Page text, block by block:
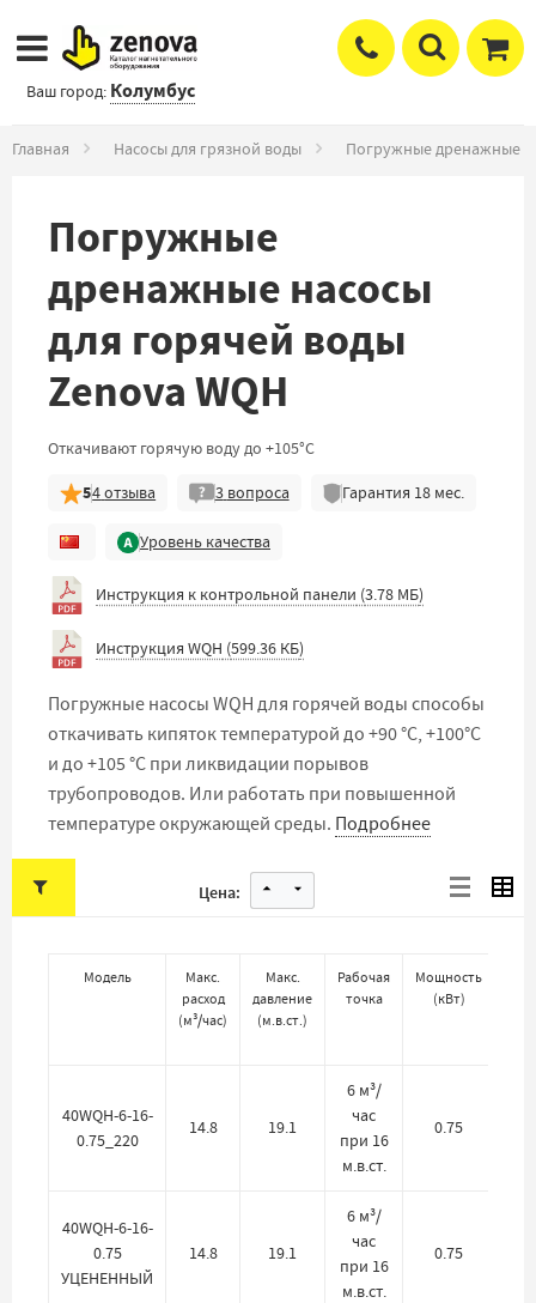
Ваш город: Колумбус
Главная Насосы для грязной воды Погружные дренажные
Погружные
дренажные насосы
для горячей воды
Zenova WQH
Откачивают горячую воду до +105°С
54отзыва 3 вопроса Гарантия 18 мес.
Уровень качества
Инструкция к контрольной панели (3.78 МБ)
Инструкция WQH (599.36 КБ)
Погружные насосы WQH для горячей воды способы
откачивать кипяток температурой до +90 °C, +100°C
и до +105 °C при ликвидации порывов
трубопроводов. Или работать при повышенной
температуре окружающей среды. Подробнее
Цена:
Модель
Макс.
расход
(м³/час)
Макс.
давление
(м.в.ст.)
Рабочая
точка
Мощность
(кВт)
40WQH-6-16-
0.75_220
14.8 19.1
6 м³/
час
при 16
м.в.ст.
0.75
40WQH-6-16-
0.75
УЦЕНЕННЫЙ
14.8 19.1
6 м³/
час
при 16
м.в.ст.
0.75